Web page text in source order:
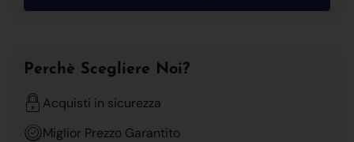
Perchè Scegliere Noi?
Acquisti in sicurezza
Miglior Prezzo Garantito